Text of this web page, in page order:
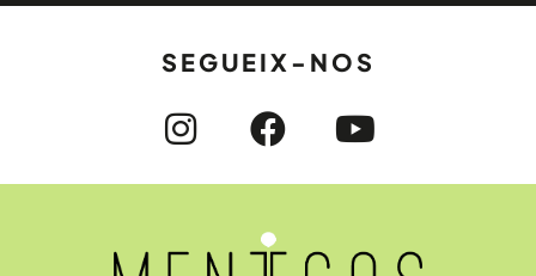
SEGUEIX-NOS